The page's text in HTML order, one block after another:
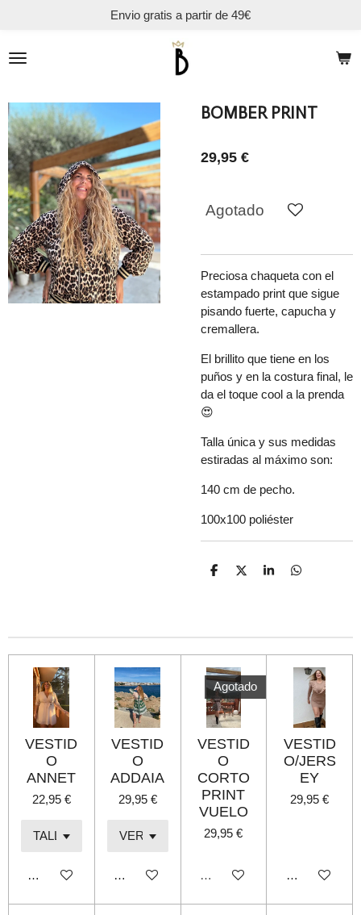
contenido
Envio gratis a partir de 49€
BOMBER PRINT
29,95 €
Agotado
Preciosa chaqueta con el
estampado print que sigue
pisando fuerte, capucha y
cremallera.
El brillito que tiene en los
puños y en la costura final, le
da el toque cool a la prenda
😍
Talla única y sus medidas
estiradas al máximo son:
140 cm de pecho.
100x100 poliéster
C
r
r
C
r
r
C
r
C
r
r
VESTID
O
ANNET
22,95 €
Añadir al carrito
VESTID
O
ADDAIA
29,95 €
Añadir al carrito
Agotado
VESTID
O
CORTO
PRINT
VUELO
29,95 €
Agotado
VESTID
O/JERS
EY
29,95 €
Añadir al